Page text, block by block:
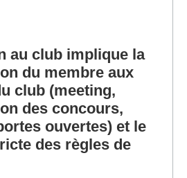
au club implique la
du membre aux
club (meeting,
des concours,
ouvertes) et le
des règles de